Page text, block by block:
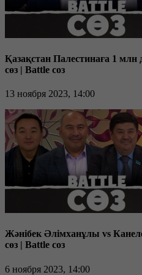
Қазақстан Палестинаға 1 млн
сөз | Battle соз
13 ноября 2023, 14:00
Жәнібек Әлімханұлы vs
сөз | Battle соз
6 ноября 2023, 14:00